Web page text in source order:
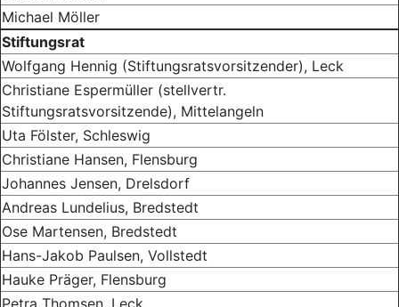
Michael Möller
Stiftungsrat
Wolfgang Hennig (Stiftungsratsvorsitzender), Leck
Christiane Espermüller (stellvertr.
Stiftungsratsvorsitzende), Mittelangeln
Uta Fölster, Schleswig
Christiane Hansen, Flensburg
Johannes Jensen, Drelsdorf
Andreas Lundelius, Bredstedt
Ose Martensen, Bredstedt
Hans-Jakob Paulsen, Vollstedt
Hauke Präger, Flensburg
Petra Thomsen, Leck